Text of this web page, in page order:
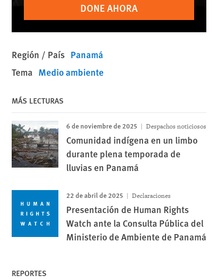
DONE AHORA
Región / País Panamá
Tema Medio ambiente
MÁS LECTURAS
6 de noviembre de 2025 Despachos noticiosos
Comunidad indígena en un limbo
durante plena temporada de
lluvias en Panamá
22 de abril de 2025 Declaraciones
Presentación de Human Rights
Watch ante la Consulta Pública del
Ministerio de Ambiente de Panamá
REPORTES